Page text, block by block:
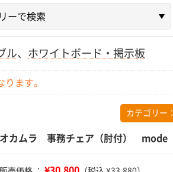
ル、 ホワイトボード・掲示板
ります。
カテゴリー：
オカムラ 事務チェア（肘付） mode